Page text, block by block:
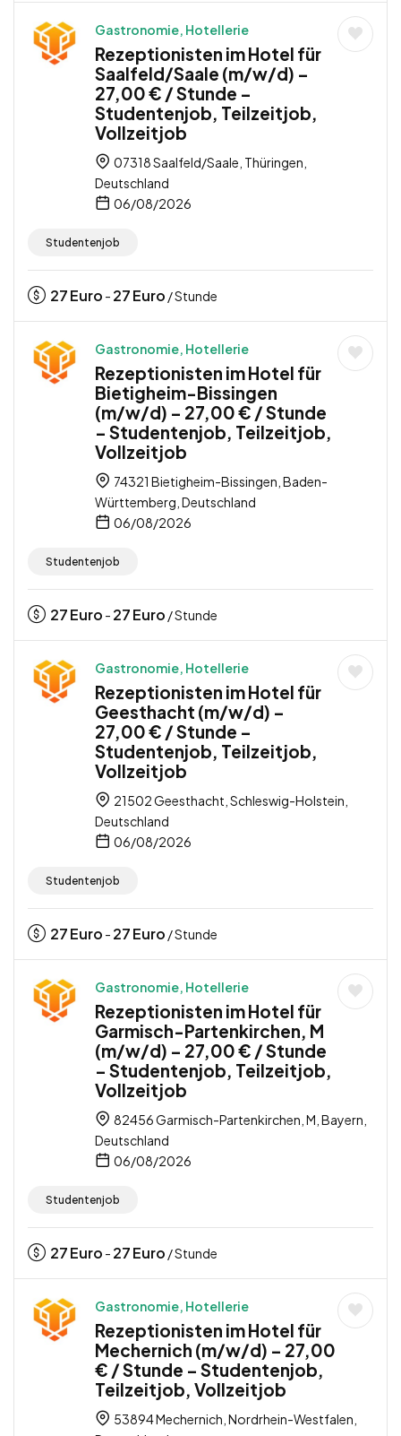
Gastronomie, Hotellerie
Rezeptionisten im Hotel für
Saalfeld/Saale (m/w/d) –
27,00 € / Stunde –
Studentenjob, Teilzeitjob,
Vollzeitjob
07318 Saalfeld/Saale, Thüringen,
Deutschland
06/08/2026
Studentenjob
27Euro - 27Euro / Stunde
Gastronomie, Hotellerie
Rezeptionisten im Hotel für
Bietigheim-Bissingen
(m/w/d) – 27,00 € / Stunde
– Studentenjob, Teilzeitjob,
Vollzeitjob
74321 Bietigheim-Bissingen, Baden-
Württemberg, Deutschland
06/08/2026
Studentenjob
27Euro - 27Euro / Stunde
Gastronomie, Hotellerie
Rezeptionisten im Hotel für
Geesthacht (m/w/d) –
27,00 € / Stunde –
Studentenjob, Teilzeitjob,
Vollzeitjob
21502 Geesthacht, Schleswig-Holstein,
Deutschland
06/08/2026
Studentenjob
27Euro - 27Euro / Stunde
Gastronomie, Hotellerie
Rezeptionisten im Hotel für
Garmisch-Partenkirchen, M
(m/w/d) – 27,00 € / Stunde
– Studentenjob, Teilzeitjob,
Vollzeitjob
82456 Garmisch-Partenkirchen, M, Bayern,
Deutschland
06/08/2026
Studentenjob
27Euro - 27Euro / Stunde
Gastronomie, Hotellerie
Rezeptionisten im Hotel für
Mechernich (m/w/d) – 27,00
€ / Stunde – Studentenjob,
Teilzeitjob, Vollzeitjob
53894 Mechernich, Nordrhein-Westfalen,